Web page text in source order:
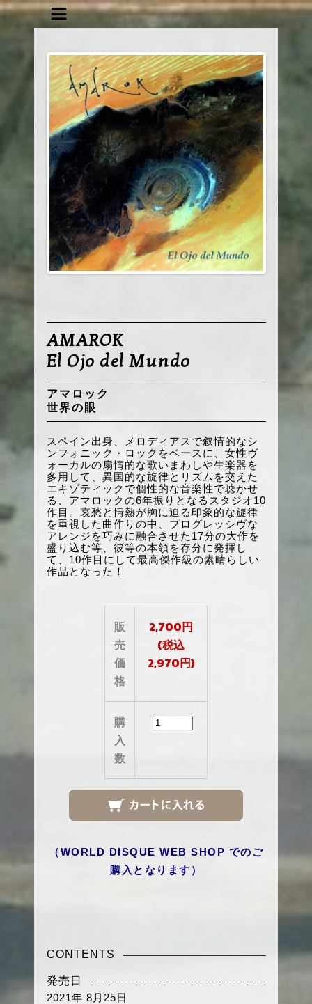
AMAROK
El Ojo del Mundo
アマロック
世界の眼
スペイン出身、メロディアスで叙情的なシ
ンフォニック・ロックをベースに、女性ヴ
ォーカルの扇情的な歌いまわしや生楽器を
多用して、異国的な旋律とリズムを交えた
エキゾティックで個性的な音楽性で聴かせ
る、アマロックの6年振りとなるスタジオ10
作目。哀愁と情熱が胸に迫る印象的な旋律
を重視した曲作りの中、プログレッシヴな
アレンジを巧みに融合させた17分の大作を
盛り込む等、彼等の本領を存分に発揮し
て、10作目にして最高傑作級の素晴らしい
作品となった！
販
売
価
格
2,700円
(税込
2,970円)
購
入
数
（WORLD DISQUE WEB SHOP でのご
購入となります）
CONTENTS
発売日
2021年 8月25日